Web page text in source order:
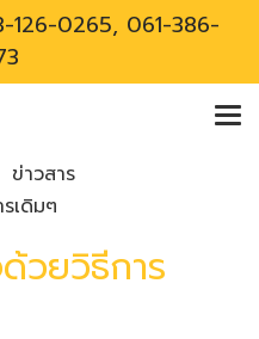
0265, 061-386-
ข่าวสาร
เดิมๆ
วยวิธีการ